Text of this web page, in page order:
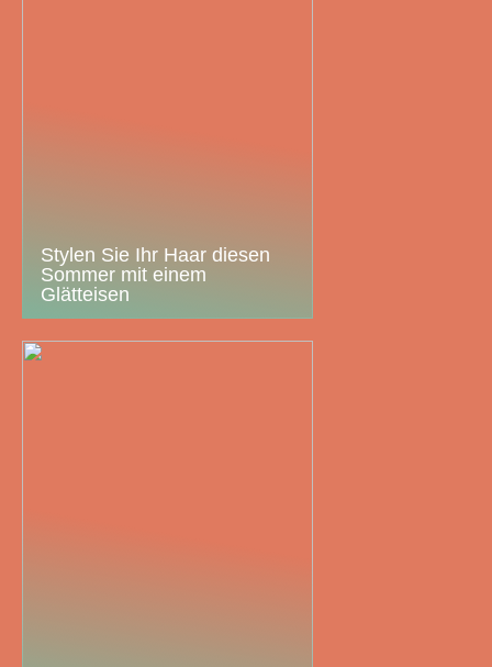
Stylen Sie Ihr Haar diesen
Sommer mit einem
Glätteisen